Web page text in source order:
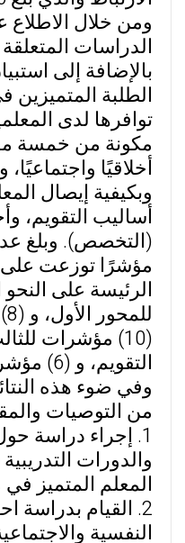
ومن خلال الاطلاع
الدراسات
بالإضافة إلى
الطلبة
توافرها لدى
مكونة من خمسة
أخلاقيًا
وبكيفية إيصال
أساليب التقويم،
مؤشرًا توزعت
التقويم، و (6) مؤشرات للتميز الأكاديمي.
وفي ضوء هذه
من التوصيات
1. إجراء دراسة
والدورات
المعلم المتميز
2. القيام بدراسة
النفسية